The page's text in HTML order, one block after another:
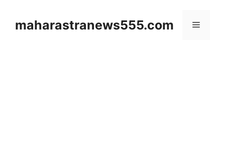
contentmaharastranews555.com Menu